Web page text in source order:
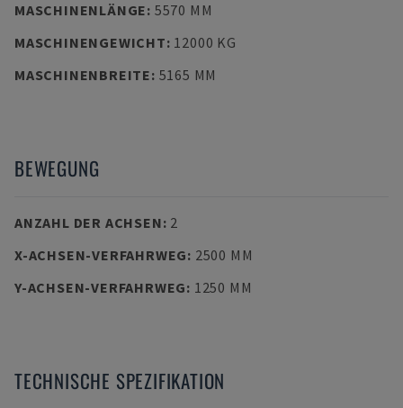
MASCHINENLÄNGE: 5570 MM
MASCHINENGEWICHT: 12000 KG
MASCHINENBREITE: 5165 MM
BEWEGUNG
ANZAHL DER ACHSEN: 2
X-ACHSEN-VERFAHRWEG: 2500 MM
Y-ACHSEN-VERFAHRWEG: 1250 MM
TECHNISCHE SPEZIFIKATION